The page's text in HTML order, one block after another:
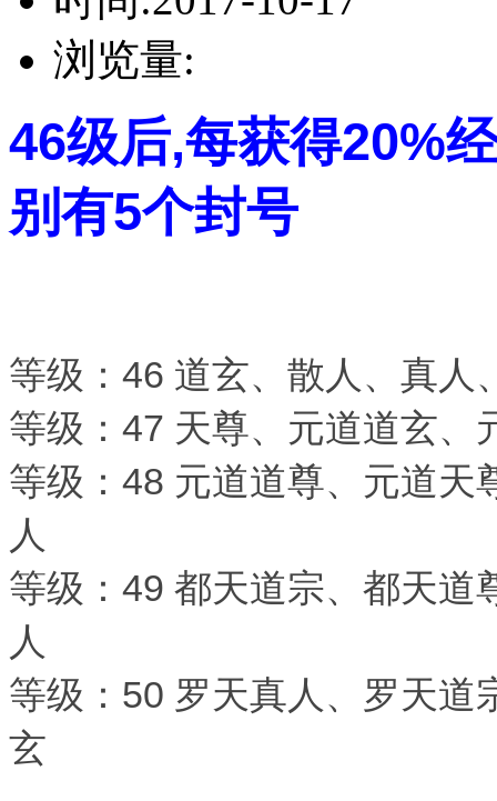
浏览量:
46级后,每获得20%
别有5个封号
等级：46 道玄、散人、真人
等级：47 天尊、元道道玄、
等级：48 元道道尊、元道天
人
等级：49 都天道宗、都天道
人
等级：50 罗天真人、罗天道
玄